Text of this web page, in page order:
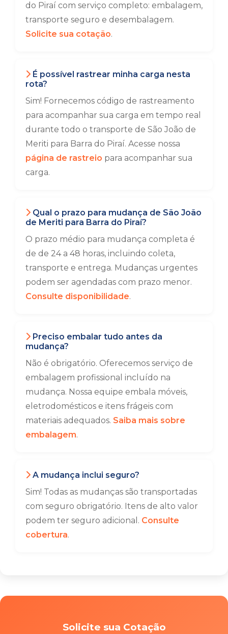
do Piraí com serviço completo: embalagem,
transporte seguro e desembalagem.
Solicite sua cotação.
É possível rastrear minha carga nesta
rota?
Sim! Fornecemos código de rastreamento
para acompanhar sua carga em tempo real
durante todo o transporte de São João de
Meriti para Barra do Piraí. Acesse nossa
página de rastreio para acompanhar sua
carga.
Qual o prazo para mudança de São João
de Meriti para Barra do Piraí?
O prazo médio para mudança completa é
de de 24 a 48 horas, incluindo coleta,
transporte e entrega. Mudanças urgentes
podem ser agendadas com prazo menor.
Consulte disponibilidade.
Preciso embalar tudo antes da
mudança?
Não é obrigatório. Oferecemos serviço de
embalagem profissional incluído na
mudança. Nossa equipe embala móveis,
eletrodomésticos e itens frágeis com
materiais adequados. Saiba mais sobre
embalagem.
A mudança inclui seguro?
Sim! Todas as mudanças são transportadas
com seguro obrigatório. Itens de alto valor
podem ter seguro adicional. Consulte
cobertura.
Solicite sua Cotação